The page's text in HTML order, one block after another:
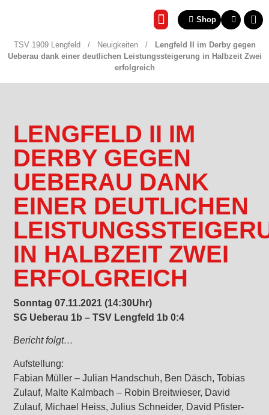
Shop
TSV 1909 Lengfeld / Neuigkeiten/
Lengfeld II im Derby gegen
Ueberau dank einer deutlichen Leistungssteigerung in Halbzeit Zwei
erfolgreich
LENGFELD II IM
DERBY GEGEN
UEBERAU DANK
EINER DEUTLICHEN
IN HALBZEIT ZWEI
ERFOLGREICH
Sonntag 07.11.2021 (14:30Uhr)
SG Ueberau 1b – TSV Lengfeld 1b 0:4
Bericht folgt…
Aufstellung:
Fabian Müller – Julian Handschuh, Ben Däsch, Tobias
Zulauf, Malte Kalmbach – Robin Breitwieser, David
Zulauf, Michael Heiss, Julius Schneider, David Pfister-